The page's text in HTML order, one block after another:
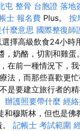
屯 整骨 台胞證 落地
士 報名費 Plus。 按
麼意思 國際整復師
擇高級飲食24小時
奶酪，切割和雞蛋
在前一種情況下，
法，而那些喜歡更
是要建立旅行者的
辦護照要帶什麼 經
穆斯林，但也是佛
記帳士 考試範圍